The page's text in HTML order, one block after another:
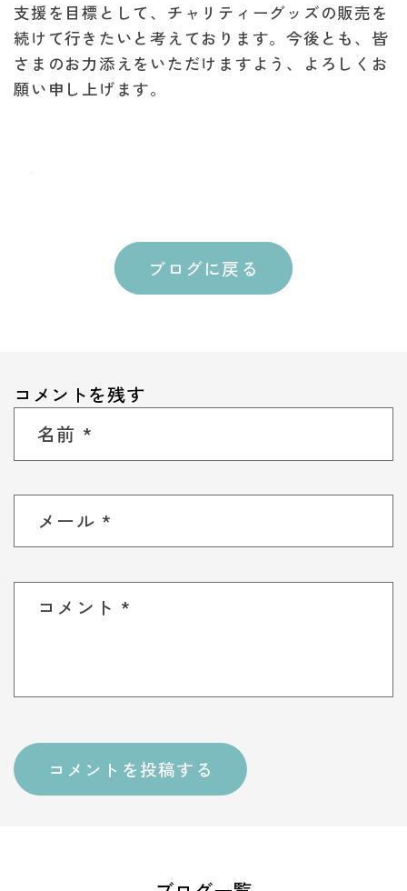
支援を目標として、チャリティーグッズの販売を
続けて行きたいと考えております。今後とも、皆
さまのお力添えをいただけますよう、よろしくお
願い申し上げます。
ブログに戻る
コメントを残す
名前 *
メール *
コメント *